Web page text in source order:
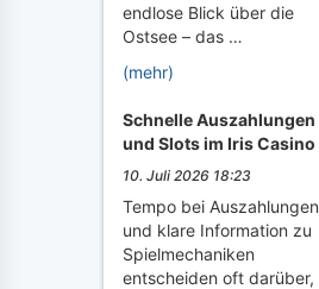
endlose Blick über die
Ostsee – das …
(mehr)
Schnelle Auszahlungen
und Slots im Iris Casino
10. Juli 2026 18:23
Tempo bei Auszahlungen
und klare Information zu
Spielmechaniken
entscheiden oft darüber,